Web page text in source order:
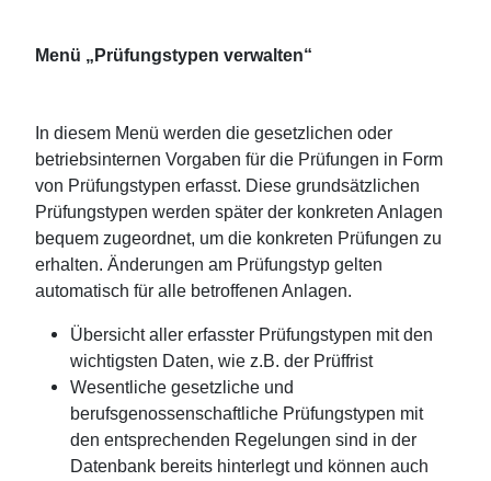
Menü „Prüfungstypen verwalten“
In diesem Menü werden die gesetzlichen oder
betriebsinternen Vorgaben für die Prüfungen in Form
von Prüfungstypen erfasst. Diese grundsätzlichen
Prüfungstypen werden später der konkreten Anlagen
bequem zugeordnet, um die konkreten Prüfungen zu
erhalten. Änderungen am Prüfungstyp gelten
automatisch für alle betroffenen Anlagen.
Übersicht aller erfasster Prüfungstypen mit den
wichtigsten Daten, wie z.B. der Prüffrist
Wesentliche gesetzliche und
berufsgenossenschaftliche Prüfungstypen mit
den entsprechenden Regelungen sind in der
Datenbank bereits hinterlegt und können auch